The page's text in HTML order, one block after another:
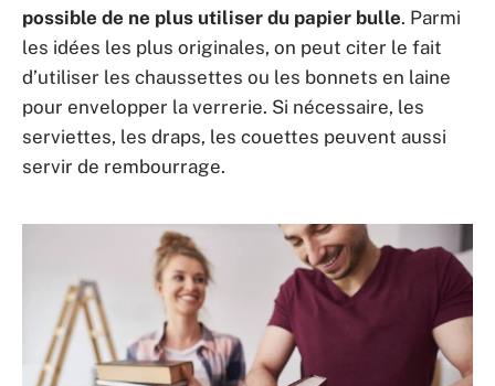
possible de ne plus utiliser du papier bulle. Parmi
les idées les plus originales, on peut citer le fait
d’utiliser les chaussettes ou les bonnets en laine
pour envelopper la verrerie. Si nécessaire, les
serviettes, les draps, les couettes peuvent aussi
servir de rembourrage.